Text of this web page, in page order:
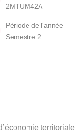
2MTUM42A
Période de l'année
Semestre 2
territoriale